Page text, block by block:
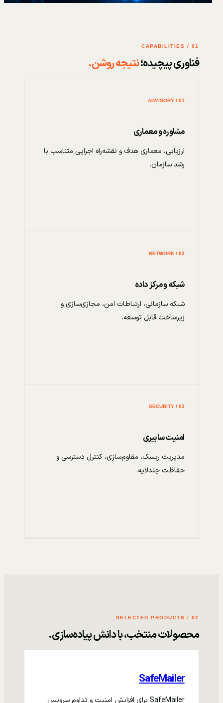
01 / CAPABILITIES
فناوری پیچیده؛نتیجه روشن.
01 / ADVISORY
مشاوره و معماری
ارزیابی، معماری هدف و نقشه‌راه اجرایی متناسب با
رشد سازمان.
02 / NETWORK
شبکه و مرکز داده
شبکه سازمانی، ارتباطات امن، مجازی‌سازی و
زیرساخت قابل توسعه.
03 / SECURITY
امنیت سایبری
مدیریت ریسک، مقاوم‌سازی، کنترل دسترسی و
حفاظت چندلایه.
02 / SELECTED PRODUCTS
محصولات منتخب، با دانش پیاده‌سازی.
SafeMailer
SafeMailer برای افزایش امنیت و تداوم سرویس